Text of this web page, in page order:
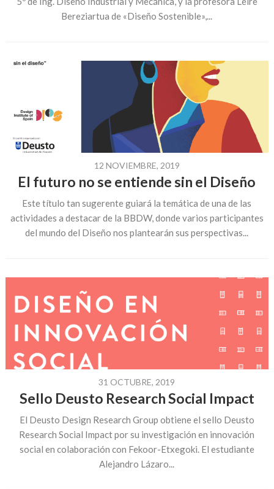
Bereziartua de «Diseño Sostenible»,...
12 NOVIEMBRE, 2019
El futuro no se entiende sin el Diseño
Este título tan sugerente guiará la temática de una de las
actividades a destacar de la BBDW, donde varios participantes
del mundo del Diseño nos plantearán sus perspectivas...
31 OCTUBRE, 2019
Sello Deusto Research Social Impact
El Deusto Design Research Group obtiene el sello Deusto
Research Social Impact por su investigación en innovación
social en colaboración con Fekoor-Etxegoki. El estudiante
Alejandro Lázaro...